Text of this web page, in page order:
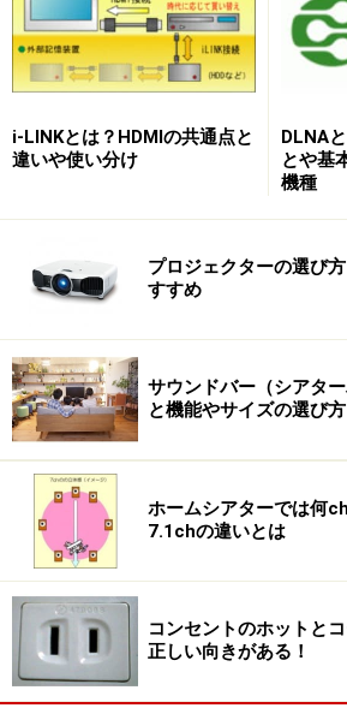
i-LINKとは？HDMIの共通点と
違いや使い分け
DLNA
とや基
機種
プロジェクターの選び
すすめ
サウンドバー（シアタ
と機能やサイズの選び方
ホームシアターでは何
7.1chの違いとは
コンセントのホットと
正しい向きがある！